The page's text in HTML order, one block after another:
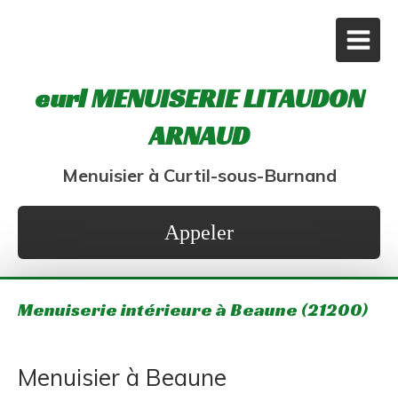
eurl MENUISERIE LITAUDON
ARNAUD
Menuisier à Curtil-sous-Burnand
Appeler
Menuiserie intérieure à Beaune (21200)
Menuisier à Beaune